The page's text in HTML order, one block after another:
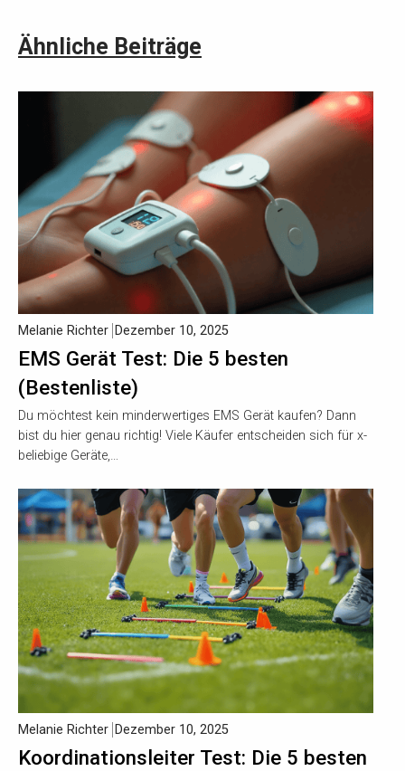
Ähnliche Beiträge
EMS Gerät Test: Die 5 besten
(Bestenliste)
Melanie Richter Dezember 10, 2025
Du möchtest kein minderwertiges EMS Gerät kaufen? Dann
bist du hier genau richtig! Viele Käufer entscheiden sich für x-
beliebige Geräte,…
Koordinationsleiter Test: Die 5 besten
Melanie Richter Dezember 10, 2025